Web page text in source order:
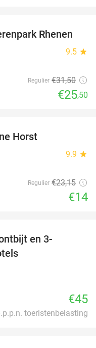
19%
Rhenen
9.5 star
Regulier €31,50
€25,50
Horst
9.9 star
Regulier €23,15
€14
en 3-
€45
toeristenbelasting